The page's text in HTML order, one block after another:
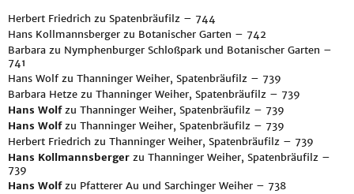
Herbert Friedrich zu Spatenbräufilz – 744
Hans Kollmannsberger zu Botanischer Garten – 742
Barbara zu Nymphenburger Schloßpark und Botanischer Garten –
741
Hans Wolf zu Thanninger Weiher, Spatenbräufilz – 739
Barbara Hetze zu Thanninger Weiher, Spatenbräufilz – 739
Hans Wolfzu Thanninger Weiher, Spatenbräufilz – 739
Hans Wolfzu Thanninger Weiher, Spatenbräufilz – 739
Herbert Friedrich zu Thanninger Weiher, Spatenbräufilz – 739
Hans Kollmannsberger zu Thanninger Weiher, Spatenbräufilz –
739
Hans Wolfzu Pfatterer Au und Sarchinger Weiher – 738